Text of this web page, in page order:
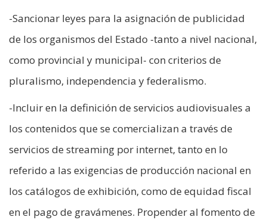
-Sancionar leyes para la asignación de publicidad
de los organismos del Estado -tanto a nivel nacional,
como provincial y municipal- con criterios de
pluralismo, independencia y federalismo.
-Incluir en la definición de servicios audiovisuales a
los contenidos que se comercializan a través de
servicios de streaming por internet, tanto en lo
referido a las exigencias de producción nacional en
los catálogos de exhibición, como de equidad fiscal
en el pago de gravámenes. Propender al fomento de